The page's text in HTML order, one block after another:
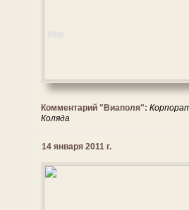
Комментарий "Виаполя":
Коляда
14 января 2011 г.